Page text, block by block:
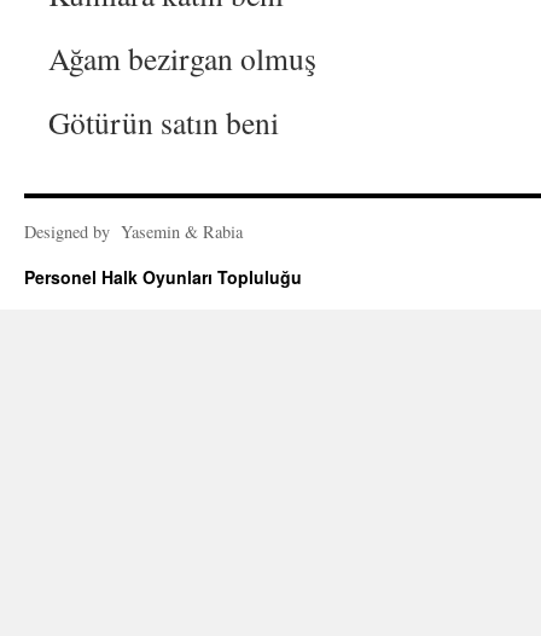
Ağam bezirgan olmuş
Götürün satın beni
Designed by Yasemin & Rabia
Personel Halk Oyunları Topluluğu